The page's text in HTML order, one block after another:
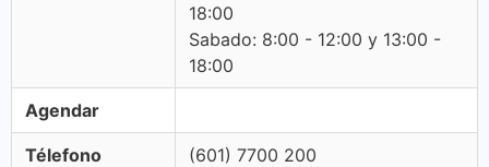
18:00
Sabado: 8:00 - 12:00 y 13:00 -
18:00
Agendar
Télefono (601) 7700 200